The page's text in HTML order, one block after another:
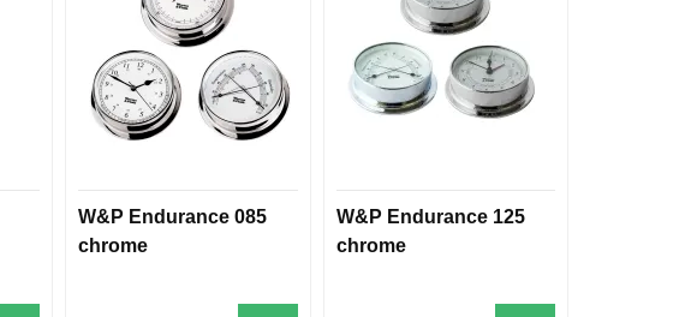
W&P Endurance 085
chrome
W&P Endurance 125
chrome